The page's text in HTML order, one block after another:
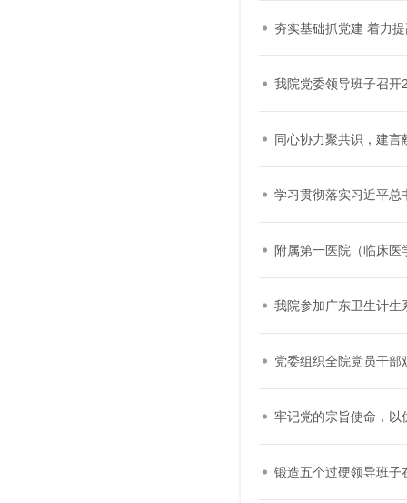
夯实基础抓党建 着力
我院党委领导班子召开
同心协力聚共识，建言
学习贯彻落实习近平总
附属第一医院（临床
我院参加广东卫生计生
党委组织全院党员干部
牢记党的宗旨使命，以
锻造五个过硬领导班子